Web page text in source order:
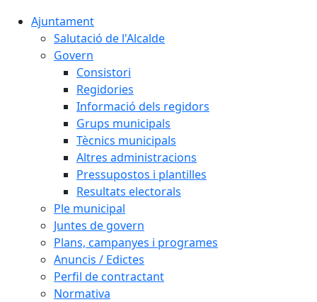
Ajuntament
Salutació de l'Alcalde
Govern
Consistori
Regidories
Informació dels regidors
Grups municipals
Tècnics municipals
Altres administracions
Pressupostos i plantilles
Resultats electorals
Ple municipal
Juntes de govern
Plans, campanyes i programes
Anuncis / Edictes
Perfil de contractant
Normativa